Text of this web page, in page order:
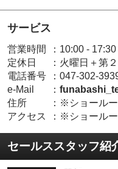
サービス
営業時間 ： 10:00 - 17:30
定休日
： 火曜日＋第
電話番号
： 047-302-
e-Mail
：
住所
： ※ショール
アクセス
： ※ショール
セールススタッフ紹